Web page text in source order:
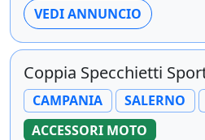
VEDI ANNUNCIO
Coppia Specchietti
CAMPANIA SALERNO
ACCESSORI MOTO